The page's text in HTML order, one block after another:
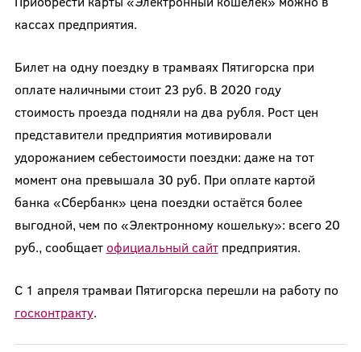
кассах предприятия.
Билет на одну поездку в трамваях Пятигорска при
оплате наличными стоит 23 руб. В 2020 году
стоимость проезда подняли на два рубля. Рост цен
представители предприятия мотивировали
удорожанием себестоимости поездки: даже на тот
момент она превышала 30 руб. При оплате картой
банка «Сбербанк» цена поездки остаётся более
выгодной, чем по «Электронному кошельку»: всего 20
руб., сообщает официальный сайтпредприятия.
С 1 апреля трамваи Пятигорска перешли на работу по
госконтракту.